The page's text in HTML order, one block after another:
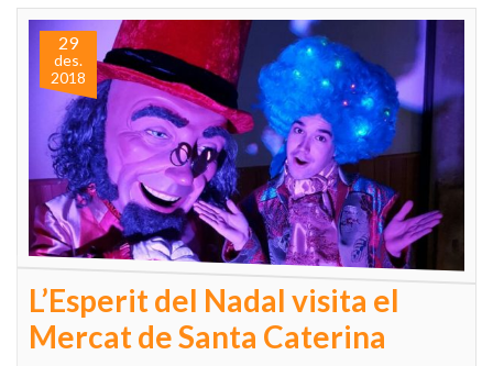
29
des.
2018
L’Esperit del Nadal visita el
Mercat de Santa Caterina